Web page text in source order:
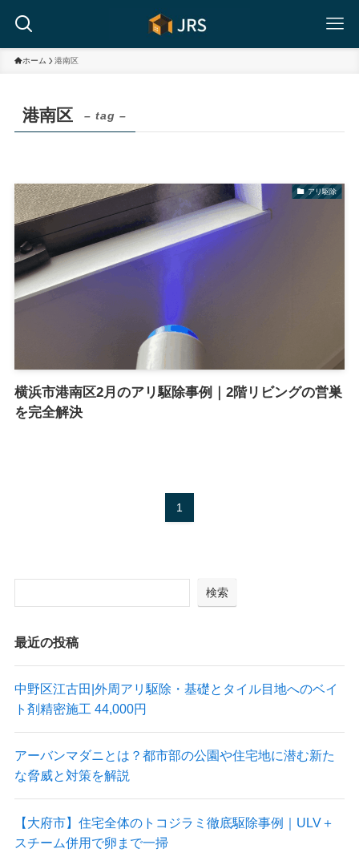
ホーム 港南区
港南区 – tag –
アリ駆除
横浜市港南区2月のアリ駆除事例｜2階リビングの営巣
を完全解決
1
検索
最近の投稿
中野区江古田|外周アリ駆除・基礎とタイル目地へのベイ
ト剤精密施工 44,000円
アーバンマダニとは？都市部の公園や住宅地に潜む新た
な脅威と対策を解説
【大府市】住宅全体のトコジラミ徹底駆除事例｜ULV＋
スチーム併用で卵まで一掃